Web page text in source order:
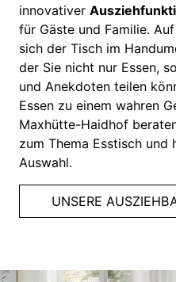
innovativer
für Gäste und Familie.
sich der Tisch im
der Sie nicht nur Essen,
und Anekdoten teilen
Essen zu einem wahren
Maxhütte-Haidhof
zum Thema Esstisch und
Auswahl.
UNSERE